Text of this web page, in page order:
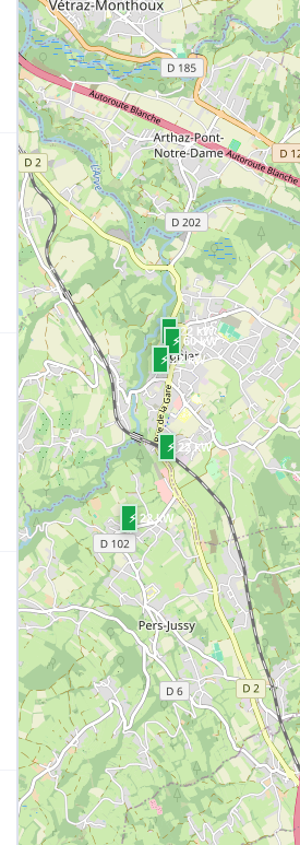
⚡ 22 kW
⚡ 60 kW
⚡ 22 kW
⚡ 22 kW
⚡ 22 kW